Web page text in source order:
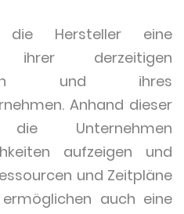
die Hersteller eine
ihrer derzeitigen
und ihres
Anhand dieser
Unternehmen
aufzeigen und
und Zeitpläne
auch eine